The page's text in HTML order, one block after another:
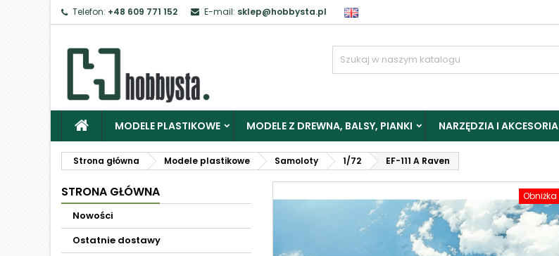
Telefon: +48 609 771 152 E-mail: sklep@hobbysta.pl
MODELE PLASTIKOWE MODELE Z DREWNA, BALSY, PIANKI NARZĘDZIA I AKCESORIA
Strona główna Modele plastikowe Samoloty 1/72 EF-111 A Raven
STRONA GŁÓWNA
Nowości
Ostatnie dostawy
Obniżka